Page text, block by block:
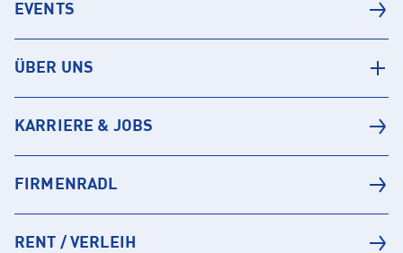
EVENTS
ÜBER UNS
KARRIERE & JOBS
FIRMENRADL
RENT / VERLEIH